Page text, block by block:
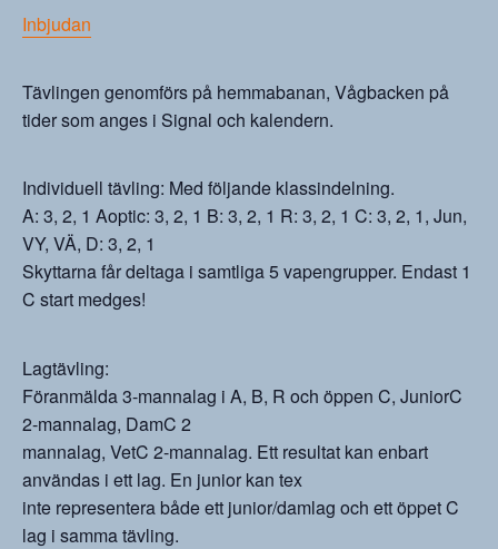
Inbjudan
Tävlingen genomförs på hemmabanan, Vågbacken på
tider som anges i Signal och kalendern.
Individuell tävling: Med följande klassindelning.
A: 3, 2, 1 Aoptic: 3, 2, 1 B: 3, 2, 1 R: 3, 2, 1 C: 3, 2, 1, Jun,
VY, VÄ, D: 3, 2, 1
Skyttarna får deltaga i samtliga 5 vapengrupper. Endast 1
C start medges!
Lagtävling:
Föranmälda 3-mannalag i A, B, R och öppen C, JuniorC
2-mannalag, DamC 2
mannalag, VetC 2-mannalag. Ett resultat kan enbart
användas i ett lag. En junior kan tex
inte representera både ett junior/damlag och ett öppet C
lag i samma tävling.